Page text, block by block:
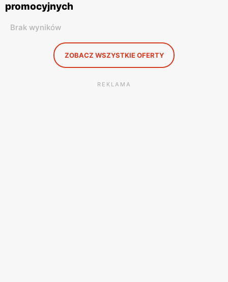
promocyjnych
Brak wyników
ZOBACZ WSZYSTKIE OFERTY
REKLAMA